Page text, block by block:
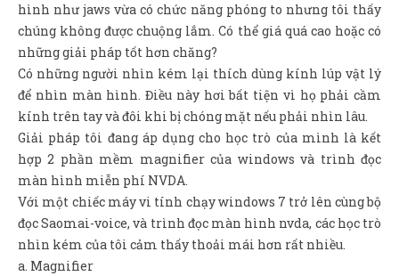
hình như jaws vừa có chức năng phóng to nhưng tôi thấy
chúng không được chuộng lắm. Có thể giá quá cao hoặc có
những giải pháp tốt hơn chăng?
Có những người nhìn kém lại thích dùng kính lúp vật lý
để nhìn màn hình. Điều này hơi bất tiện vì họ phải cầm
kính trên tay và đôi khi bị chóng mặt nếu phải nhìn lâu.
Giải pháp tôi đang áp dụng cho học trò của mình là kết
hợp 2 phần mềm magnifier của windows và trình đọc
màn hình miễn phí NVDA.
Với một chiếc máy vi tính chạy windows 7 trở lên cùng bộ
đọc Saomai-voice, và trình đọc màn hình nvda, các học trò
nhìn kém của tôi cảm thấy thoải mái hơn rất nhiều.
a. Magnifier